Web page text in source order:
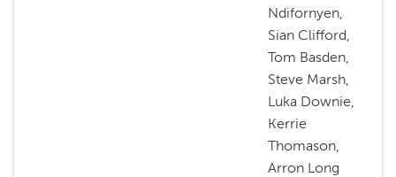
Ndifornyen,
Sian Clifford,
Tom Basden,
Steve Marsh,
Luka Downie,
Kerrie
Thomason,
Arron Long